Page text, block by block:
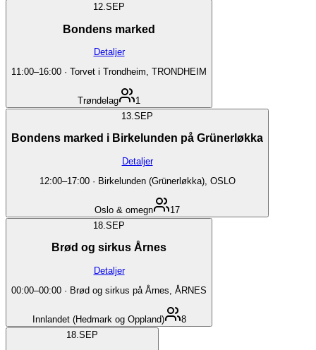
12. SEP
Bondens marked
Detaljer
11:00–16:00 · Torvet i Trondheim, TRONDHEIM
Trøndelag
1
13. SEP
Bondens marked i Birkelunden på Grünerløkka
Detaljer
12:00–17:00· Birkelunden (Grünerløkka), OSLO
Oslo & omegn
17
18. SEP
Brød og sirkus Årnes
Detaljer
00:00–00:00 · Brød og sirkus på Årnes, ÅRNES
Innlandet (Hedmark og Oppland)
8
18. SEP